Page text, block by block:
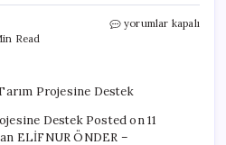
Read
Özel
Destek
için
yorumlar kapalı
Destek Posted on 11
ELİFNUR ÖNDER –